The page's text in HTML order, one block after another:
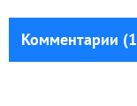
Комментарии